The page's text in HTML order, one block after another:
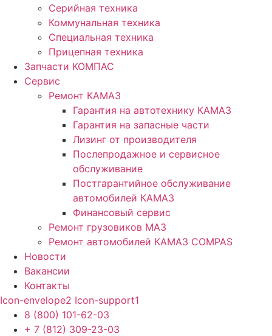
Серийная техника
Коммунальная техника
Специальная техника
Прицепная техника
Запчасти КОМПАС
Сервис
Ремонт КАМАЗ
Гарантия на автотехнику КАМАЗ
Гарантия на запасные части
Лизинг от производителя
Послепродажное и сервисное
обслуживание
Постгарантийное обслуживание
автомобилей КАМАЗ
Финансовый сервис
Ремонт грузовиков МАЗ
Ремонт автомобилей КАМАЗ COMPAS
Новости
Вакансии
Контакты
Icon-envelope2 Icon-support1
8 (800) 101-62-03
+ 7 (812) 309-23-03